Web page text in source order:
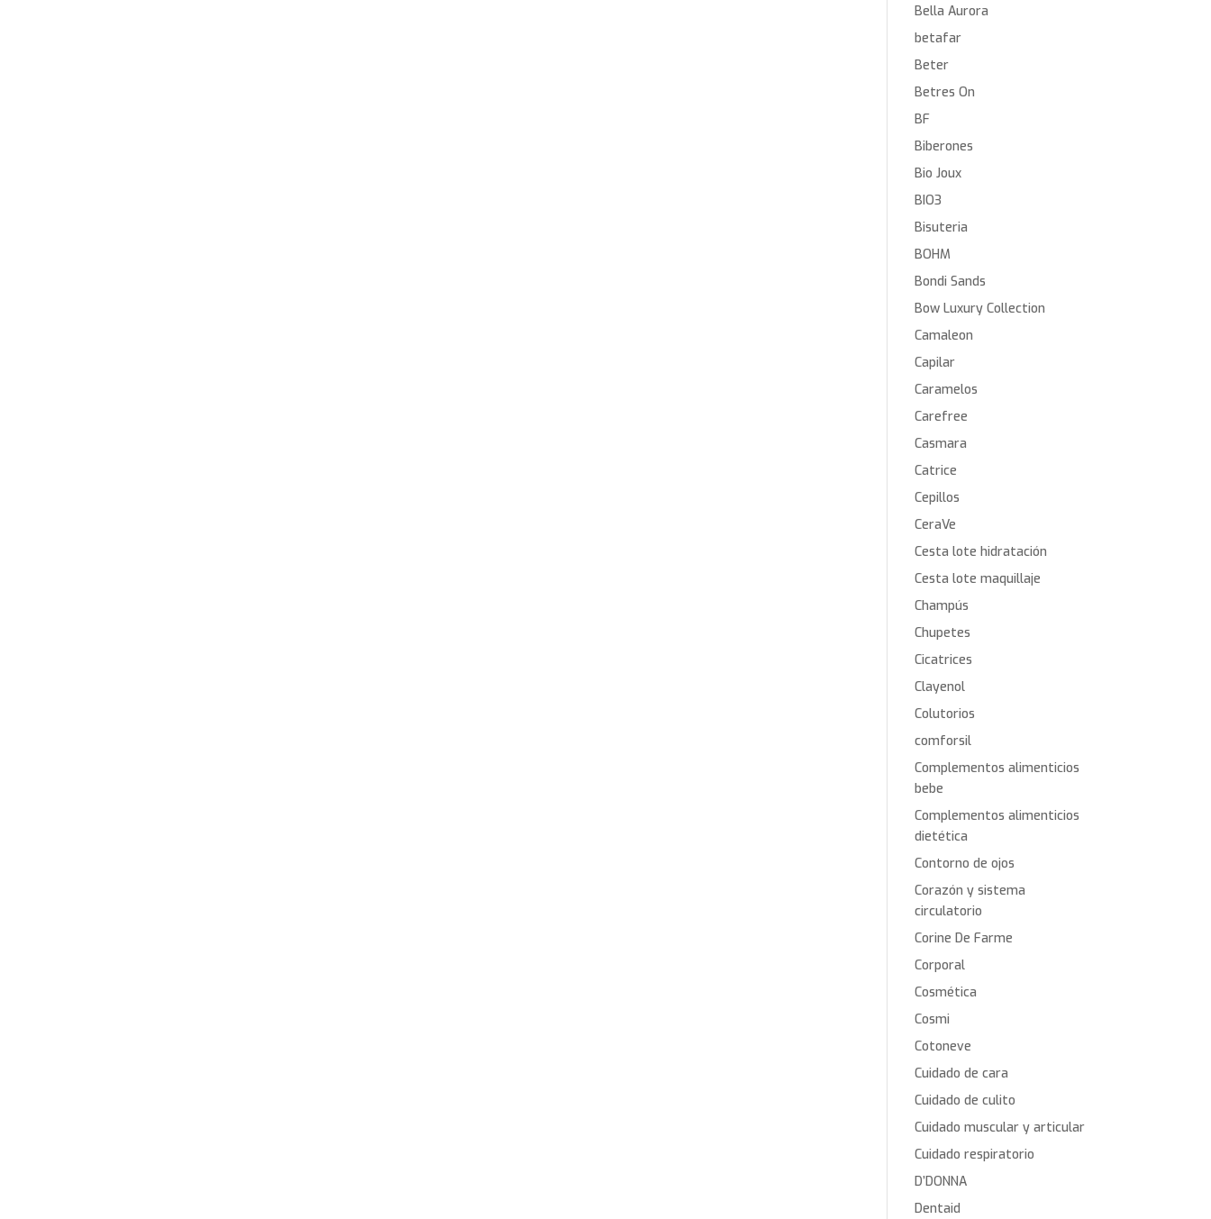
Bella Aurora
betafar
Beter
Betres On
BF
Biberones
Bio Joux
BIO3
Bisuteria
BOHM
Bondi Sands
Bow Luxury Collection
Camaleon
Capilar
Caramelos
Carefree
Casmara
Catrice
Cepillos
CeraVe
Cesta lote hidratación
Cesta lote maquillaje
Champús
Chupetes
Cicatrices
Clayenol
Colutorios
comforsil
Complementos alimenticios
bebe
Complementos alimenticios
dietética
Contorno de ojos
Corazón y sistema
circulatorio
Corine De Farme
Corporal
Cosmética
Cosmi
Cotoneve
Cuidado de cara
Cuidado de culito
Cuidado muscular y articular
Cuidado respiratorio
D’DONNA
Dentaid